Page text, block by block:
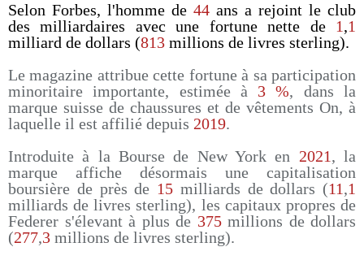
Selon Forbes, l'homme de 44 ans a rejoint le club
des milliardaires avec une fortune nette de 1,1
milliard de dollars (813 millions de livres sterling).
Le magazine attribue cette fortune à sa participation
minoritaire importante, estimée à 3 %, dans la
marque suisse de chaussures et de vêtements On, à
laquelle il est affilié depuis 2019.
Introduite à la Bourse de New York en 2021, la
marque affiche désormais une capitalisation
boursière de près de 15 milliards de dollars (11,1
milliards de livres sterling), les capitaux propres de
Federer s'élevant à plus de 375millions de dollars
(277,3 millions de livres sterling).